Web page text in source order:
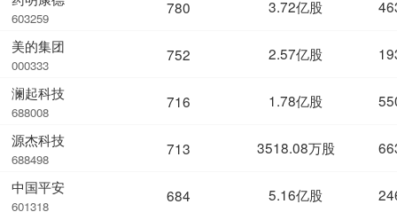
603259
美的集团
000333
澜起科技
688008
源杰科技
688498
中国平安
601318
780 3.72亿股
752 2.57亿股
716 1.78亿股
713 3518.08万股
684 5.16亿股